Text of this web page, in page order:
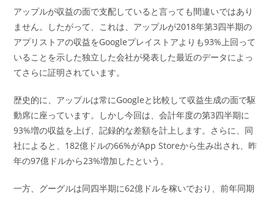
テ
ゴ
リ
ー:
アップルが収益の面で支配していると言っても間違いではあり
ません。したがって、これは、アップルが2018年第3四半期の
アプリストアの収益をGoogleプレイストアよりも93%上回って
いることを示した独立した会社が発表した最近のデータによっ
てさらに証明されています。
歴史的に、アップルは常にGoogleと比較して収益生成の面で駆
動席に座っています。しかし今回は、会計年度の第3四半期に
93%増の収益を上げ、記録的な差額を計上します。さらに、同
社によると、182億ドルの66%がApp Storeから生み出され、昨
年の97億ドルから23%増加したという。
一方、グーグルは同四半期に62億ドルを稼いでおり、前年同期